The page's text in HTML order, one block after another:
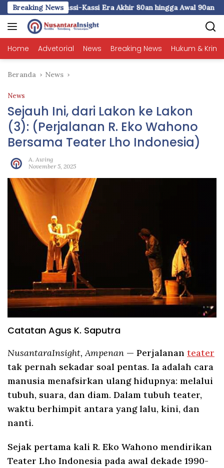
Langsung
ke
konten
Breaking News
pada Kassi-Kassi Era Akhir 80an hingga Awal 90an
Home Advetorial News Breaking News Hukum &
Beranda News
News
Sejauh Ini, dari Lakon ke Lakon
(3): (Perjalanan R. Eko Wahono
Bersama Teater Lho Indonesia)
A. Awing
November 5, 2025
Catatan Agus K. Saputra
NusantaraInsight, Ampenan — Perjalanan teater
tak pernah sekadar soal pentas. Ia adalah cara
manusia menafsirkan ulang hidupnya: melalui
tubuh, suara, dan diam. Dalam tubuh teater,
waktu berhimpit antara yang lalu, kini, dan
nanti.
Sejak pertama kali R. Eko Wahono mendirikan
Teater Lho Indonesia pada awal dekade 1990-